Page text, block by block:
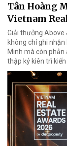
Tân Hoàng
Vietnam
Giải thưởng Above
không chỉ ghi
Minh mà còn
thập kỷ kiên trì